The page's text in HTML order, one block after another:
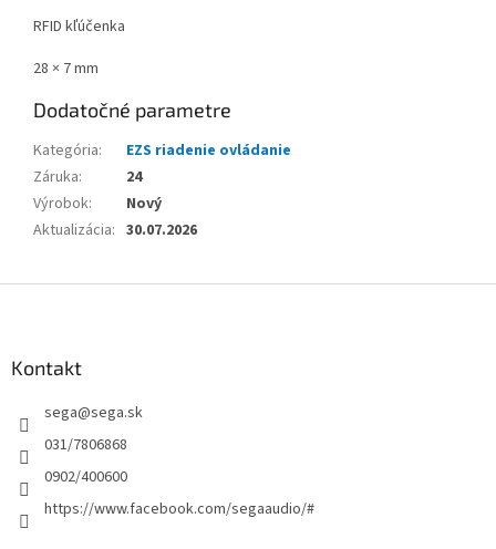
RFID kľúčenka
28 × 7 mm
Dodatočné parametre
Kategória:
EZS riadenie ovládanie
Záruka:
24
Výrobok:
Nový
Aktualizácia: 30.07.2026
Kontakt
sega@sega.sk
031/7806868
0902/400600
https://www.facebook.com/segaaudio/#